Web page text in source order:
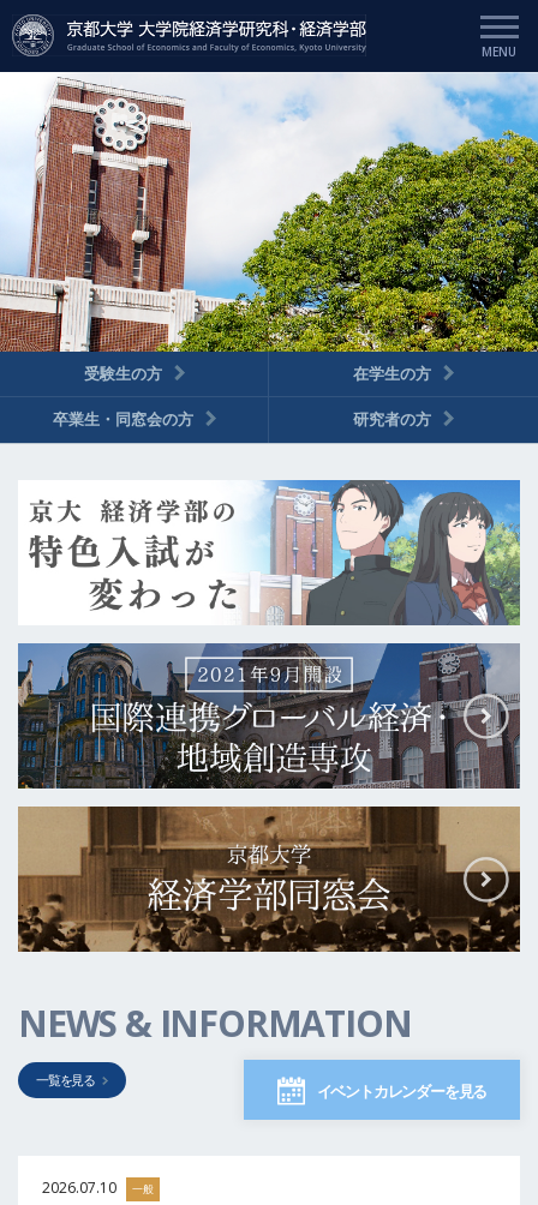
受験生の方 在学生の方
卒業生・同窓会の方 研究者の方
NEWS & INFORMATION
一覧を見る イベントカレンダーを見る
2026.07.10 一般